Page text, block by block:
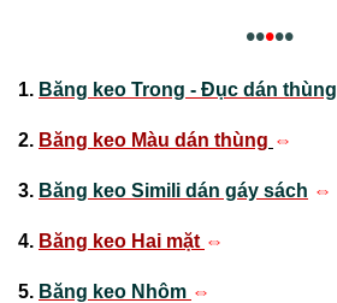
•••••
1. Băng keo Trong - Đục dán thùng
2. Băng keo Màu dán thùng ⇔
3. Băng keo Simili dán gáy sách ⇔
4. Băng keo Hai mặt ⇔
5. Băng keo Nhôm ⇔